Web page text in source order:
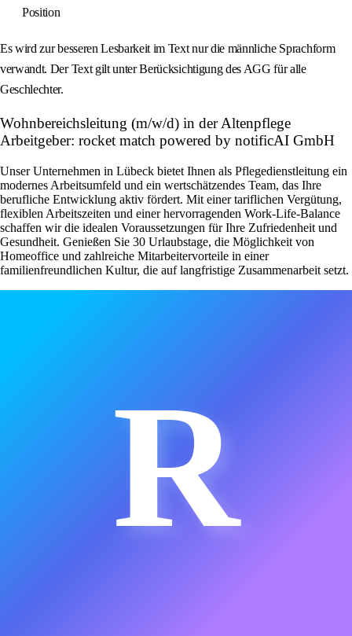
Position
Es wird zur besseren Lesbarkeit im Text nur die männliche Sprachform
verwandt. Der Text gilt unter Berücksichtigung des AGG für alle
Geschlechter.
Wohnbereichsleitung (m/w/d) in der Altenpflege
Arbeitgeber: rocket match powered by notificAI GmbH
Unser Unternehmen in Lübeck bietet Ihnen als Pflegedienstleitung ein
modernes Arbeitsumfeld und ein wertschätzendes Team, das Ihre
berufliche Entwicklung aktiv fördert. Mit einer tariflichen Vergütung,
flexiblen Arbeitszeiten und einer hervorragenden Work-Life-Balance
schaffen wir die idealen Voraussetzungen für Ihre Zufriedenheit und
Gesundheit. Genießen Sie 30 Urlaubstage, die Möglichkeit von
Homeoffice und zahlreiche Mitarbeitervorteile in einer
familienfreundlichen Kultur, die auf langfristige Zusammenarbeit setzt.
R